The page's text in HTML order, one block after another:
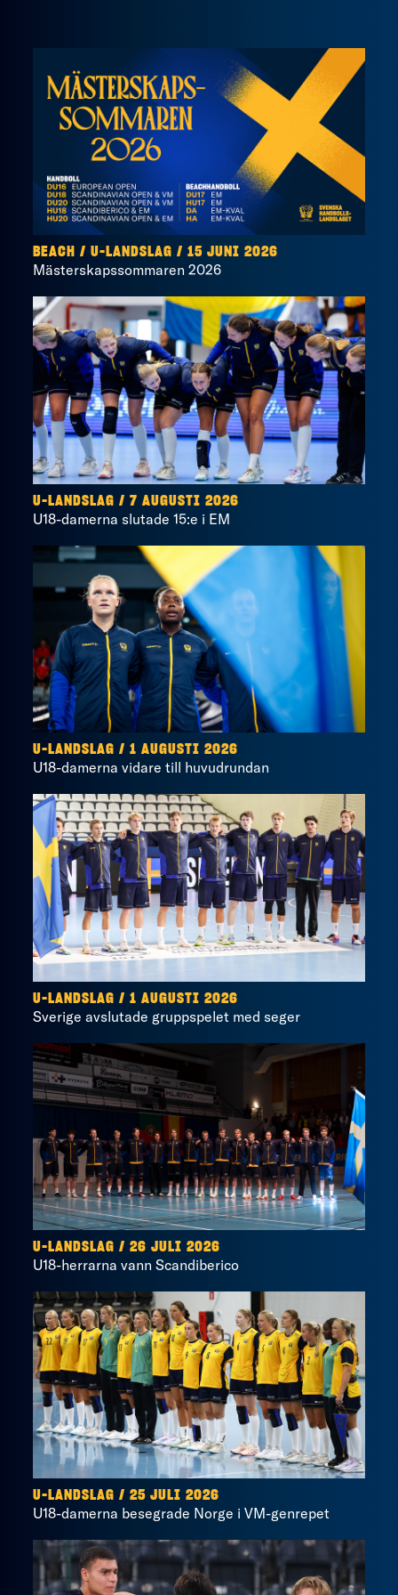
BEACH / U-LANDSLAG / 15 JUNI 2026
Mästerskapssommaren 2026
U-LANDSLAG / 7 AUGUSTI 2026
U18-damerna slutade 15:e i EM
U-LANDSLAG / 1 AUGUSTI 2026
U18-damerna vidare till huvudrundan
U-LANDSLAG / 1 AUGUSTI 2026
Sverige avslutade gruppspelet med seger
U-LANDSLAG / 26 JULI 2026
U18-herrarna vann Scandiberico
U-LANDSLAG / 25 JULI 2026
U18-damerna besegrade Norge i VM-genrepet